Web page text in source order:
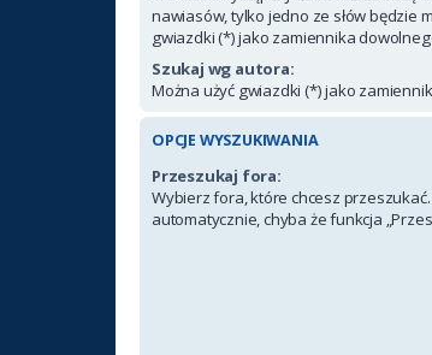
nawiasów, tylko jedno ze słów będzie
gwiazdki (*) jako zamiennika
Szukaj wg autora:
Można użyć gwiazdki (*) jako
OPCJE WYSZUKIWANIA
Przeszukaj fora:
Wybierz fora, które chcesz
automatycznie, chyba że funkcja